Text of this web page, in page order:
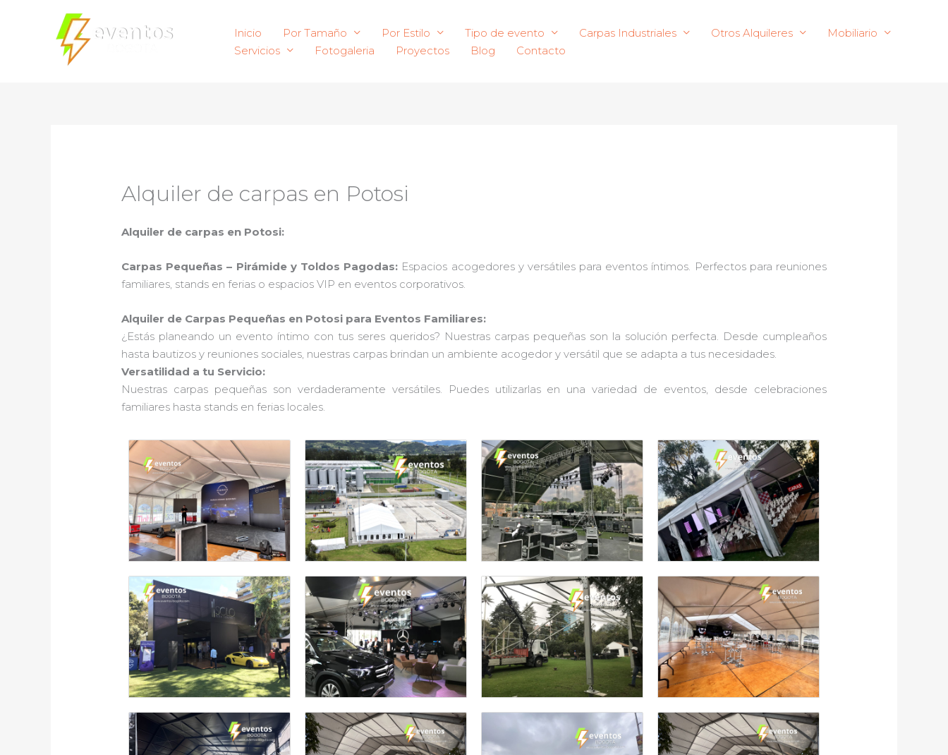
Inicio Por Tamaño Por Estilo Tipo de evento Carpas Industriales Otros Alquileres
Mobiliario
Servicios
Fotogaleria Proyectos Blog Contacto
Alquiler de carpas en Potosi
Alquiler de carpas en Potosi:
Carpas Pequeñas – Pirámide y Toldos Pagodas: Espacios acogedores y versátiles para eventos íntimos. Perfectos para reuniones
familiares, stands en ferias o espacios VIP en eventos corporativos.
Alquiler de Carpas Pequeñas en Potosi para Eventos Familiares:
¿Estás planeando un evento íntimo con tus seres queridos? Nuestras carpas pequeñas son la solución perfecta. Desde cumpleaños
hasta bautizos y reuniones sociales, nuestras carpas brindan un ambiente acogedor y versátil que se adapta a tus necesidades.
Versatilidad a tu Servicio:
Nuestras carpas pequeñas son verdaderamente versátiles. Puedes utilizarlas en una variedad de eventos, desde celebraciones
familiares hasta stands en ferias locales.